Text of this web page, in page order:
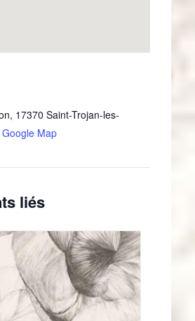
, 17370 Saint-Trojan-les-
Google Map
liés